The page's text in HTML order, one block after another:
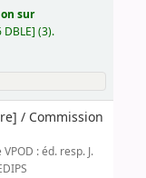
sur
(3).
/ Commission
: éd. resp. J.